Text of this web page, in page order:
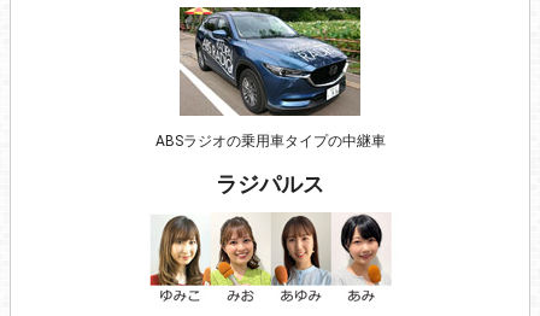
ABSラジオの乗用車タイプの中継車
ラジパルス